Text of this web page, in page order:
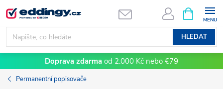
Přejít
na
obsah
HLEDAT
NÁKUPNÍ
KOŠÍK
Doprava zdarma od 2.000 Kč nebo €79
Permanentní popisovače